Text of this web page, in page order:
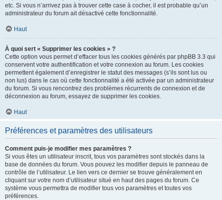
etc. Si vous n’arrivez pas à trouver cette case à cocher, il est probable qu’un
administrateur du forum ait désactivé cette fonctionnalité.
Haut
À quoi sert « Supprimer les cookies » ?
Cette option vous permet d’effacer tous les cookies générés par phpBB 3.3 qui
conservent votre authentification et votre connexion au forum. Les cookies
permettent également d’enregistrer le statut des messages (s’ils sont lus ou
non lus) dans le cas où cette fonctionnalité a été activée par un administrateur
du forum. Si vous rencontrez des problèmes récurrents de connexion et de
déconnexion au forum, essayez de supprimer les cookies.
Haut
Préférences et paramètres des utilisateurs
Comment puis-je modifier mes paramètres ?
Si vous êtes un utilisateur inscrit, tous vos paramètres sont stockés dans la
base de données du forum. Vous pouvez les modifier depuis le panneau de
contrôle de l’utilisateur. Le lien vers ce dernier se trouve généralement en
cliquant sur votre nom d’utilisateur situé en haut des pages du forum. Ce
système vous permettra de modifier tous vos paramètres et toutes vos
préférences.